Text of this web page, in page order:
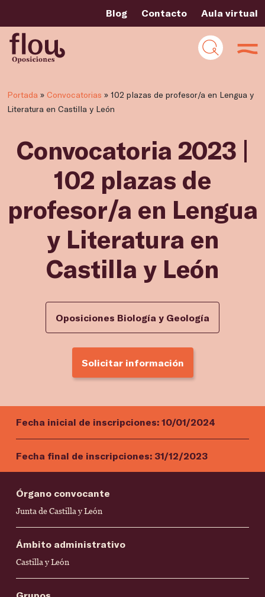
Blog Contacto Aula virtual
Portada » Convocatorias » 102 plazas de profesor/a en Lengua y
Literatura en Castilla y León
Convocatoria 2023 |
102 plazas de
profesor/a en Lengua
y Literatura en
Castilla y León
Oposiciones Biología y Geología
Solicitar información
Fecha inicial de inscripciones: 10/01/2024
Fecha final de inscripciones: 31/12/2023
Órgano convocante
Junta de Castilla y León
Ámbito administrativo
Castilla y León